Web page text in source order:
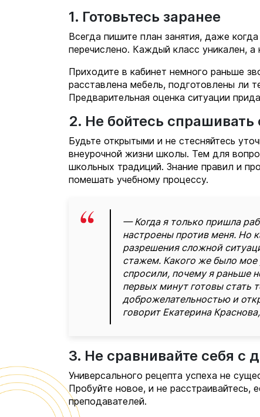
1. Готовьтесь заранее
Всегда пишите план занятия, даже
перечислено. Каждый класс уникален,
Приходите в кабинет немного раньше
расставлена мебель, подготовлены ли
Предварительная оценка ситуации
2. Не бойтесь спрашивать
Будьте открытыми и не стесняйтесь
внеурочной жизни школы. Тем для
школьных традиций. Знание правил и
помешать учебному процессу.
— Когда я только пришла
настроены против меня. Но
разрешения сложной
стажем. Какого же было мое
спросили, почему я раньше
первых минут готовы стать
доброжелательностью и
говорит Екатерина
3. Не сравнивайте себя с
Универсального рецепта успеха не
Пробуйте новое, и не расстраивайтесь,
преподавателей.